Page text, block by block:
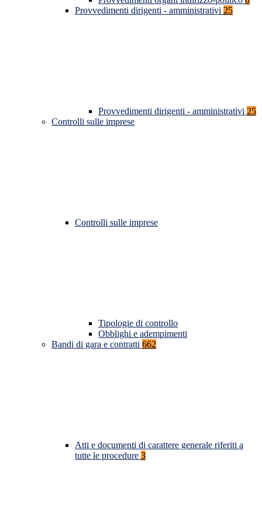
Provvedimenti dirigenti - amministrativi 25
Provvedimenti dirigenti - amministrativi 25
Controlli sulle imprese
Controlli sulle imprese
Tipologie di controllo
Obblighi e adempimenti
Bandi di gara e contratti 662
Atti e documenti di carattere generale riferiti a
tutte le procedure 3